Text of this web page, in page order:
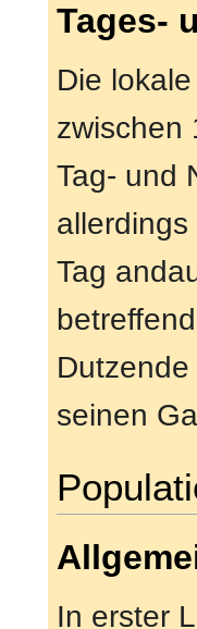
Tages-
Die
zwischen
Tag- und
Tag
seinen
In erster